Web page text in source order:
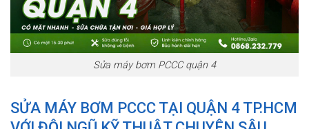
Sửa máy bơm PCCC quận 4
SỬA MÁY BƠM PCCC TẠI QUẬN 4 TP.HCM